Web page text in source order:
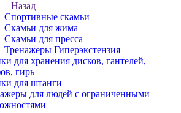
Назад
Спортивные скамьи
Скамьи для жима
Скамьи для пресса
Тренажеры Гиперэкстензия
для хранения дисков, гантелей,
гирь
для штанги
для людей с ограниченными